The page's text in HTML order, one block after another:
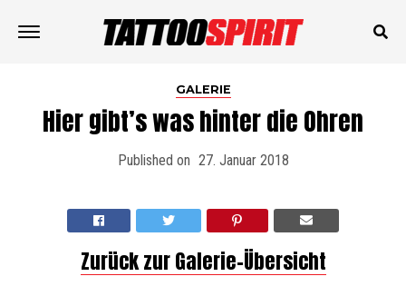
GALERIE
Hier gibt’s was hinter die Ohren
Published on 27. Januar 2018
Zurück zur Galerie-Übersicht